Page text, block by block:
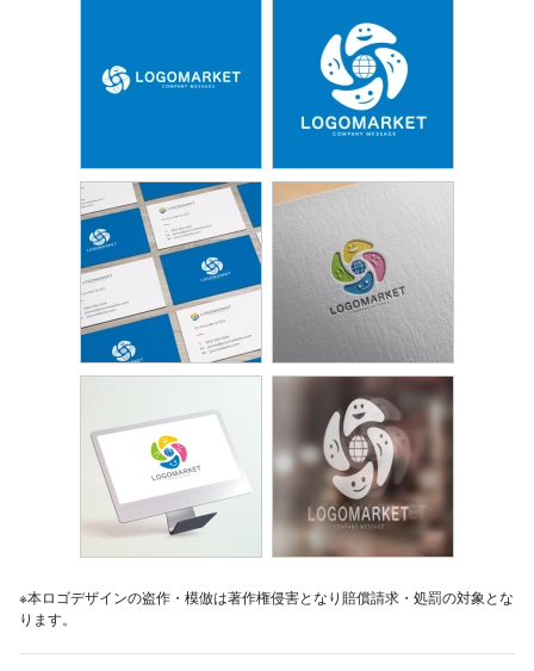
※本ロゴデザインの盗作・模倣は著作権侵害となり賠償請求・処罰の対象とな
ります。